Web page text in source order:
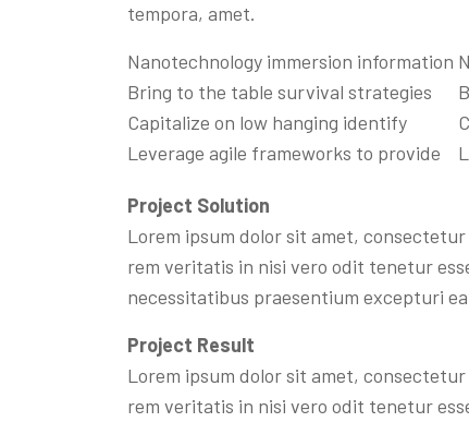
tempora, amet.
Nanotechnology immersion information
Bring to the table survival strategies
Capitalize on low hanging identify
Leverage agile frameworks to provide
Project Solution
Lorem ipsum dolor sit amet,
rem veritatis in nisi vero odit tenetur
necessitatibus praesentium excepturi
Project Result
Lorem ipsum dolor sit amet,
rem veritatis in nisi vero odit tenetur